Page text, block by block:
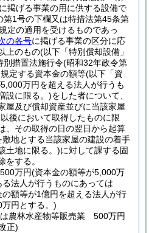
掲げる事業の用に供する設備で
1号の下欄又は特措法第45条第
定の適用を受けるものであっ
の各号に掲げる事業の区分に応
上のもの(以下「特別償却設備」
別措置法施行令(昭和32年政令第
定する資本金の額等(以下「資
万円を超える法人が行うも
設に限る。)をした者について、
屋及び償却資産並びに当該家屋
後において取得したものに限
、その取得の日の翌日から起算
地とする当該家屋の建設の着手
土地に限る。)に対して課する固
をする。
万円(資本金の額等が5,000万
法人が行うものにあっては
額等が1億円を超える法人が行
円とする。)
農林水産物等販売業 500万円
正)